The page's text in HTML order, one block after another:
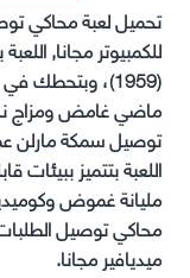
للكمبيوتر مجانا,
(1959)،
ماضي غامض ومزاج
توصيل سمكة مارلن
اللعبة بتتميز
مليانة غموض
ميديافير مجانا.